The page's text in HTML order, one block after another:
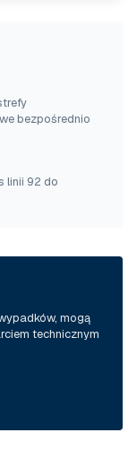
bezpośrednio
linii 92 do
mogą
technicznym